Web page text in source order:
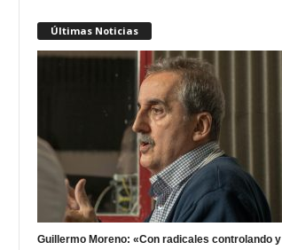
Últimas Noticias
Guillermo Moreno: «Con radicales controlando y